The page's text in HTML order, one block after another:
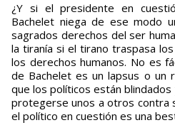
¿Y si el presidente en
Bachelet niega de ese modo
sagrados derechos del ser
la tiranía si el tirano traspasa
los derechos humanos. No es
de Bachelet es un lapsus o un
que los políticos están
protegerse unos a otros contra
el político en cuestión es una